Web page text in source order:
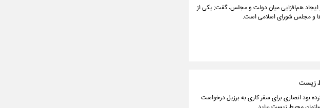
ایجاد هم‌افزایی میان دولت و مجلس، گفت: یکی از
و مجلس شورای اسلامی است.
زیست
بود انصاری برای سفر کاری به برزیل درخواست